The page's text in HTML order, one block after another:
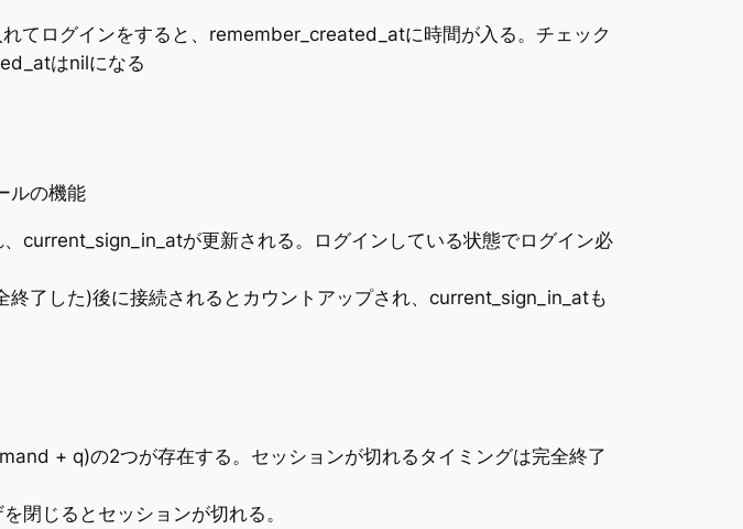
てログインをすると、remember_created_atに時間が入る。チェック
はnilになる
ルの機能
current_sign_in_atが更新される。ログインしている状態でログイン必
了した)後に接続されるとカウントアップされ、current_sign_in_atも
+ q)の2つが存在する。セッションが切れるタイミングは完全終了
閉じるとセッションが切れる。